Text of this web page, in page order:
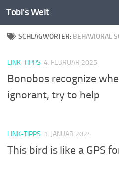
Zum Inhalt springen
Tobi's Welt
SCHLAGWÖRTER: BEHAVIORAL
LINK-TIPPS 4. FEBRUAR 2025
Bonobos recognize
ignorant, try to help
LINK-TIPPS 1. JANUAR 2024
This bird is like a GPS